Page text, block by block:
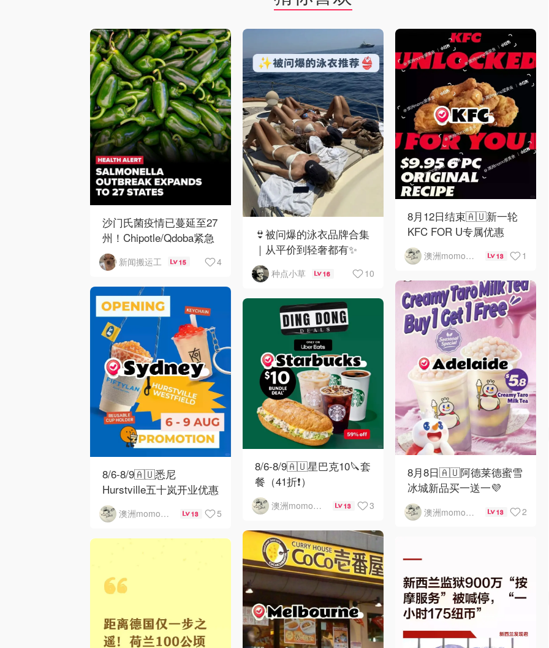
沙门氏菌疫情已蔓延至27
州！Chipotle/Qdoba紧急
下架辣椒
新闻搬运工 15 4
👙被问爆的泳衣品牌合集
｜从平价到轻奢都有✨
种点小草 16 10
8月12日结束🇦🇺新一轮
KFC FOR U专属优惠
澳洲momo爱吃 13 1
8月8日🇦🇺阿德莱德蜜雪
冰城新品买一送一💜
澳洲momo爱吃 13 2
8/6-8/9🇦🇺悉尼
Hurstville五十岚开业优惠
澳洲momo爱吃 13 5
8/6-8/9🇦🇺星巴克10🔪套
餐（41折❗）
澳洲momo爱吃 13 3